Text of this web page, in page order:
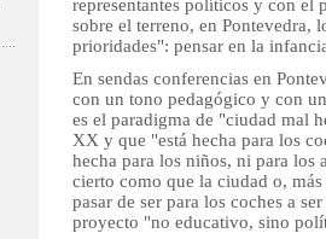
representantes políticos y con el
sobre el terreno, en Pontevedra,
prioridades": pensar en la
En sendas conferencias en
con un tono pedagógico y con
es el paradigma de "ciudad mal
XX y que "está hecha para los
hecha para los niños, ni para los
cierto como que la ciudad o,
pasar de ser para los coches a
proyecto "no educativo, sino